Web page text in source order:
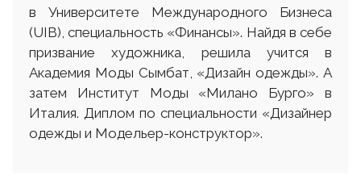
в Университете Международного Бизнеса
(UIB), специальность «Финансы». Найдя в себе
призвание художника, решила учится в
Академия Моды Сымбат, «Дизайн одежды». А
затем Институт Моды «Милано Бурго» в
Италия. Диплом по специальности «Дизайнер
одежды и Модельер-конструктор».